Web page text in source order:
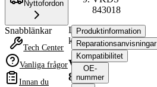
Nyttofordon
Snabblänkar
Tech Center
Vanliga frågor
Innan du
843018
Länk,
krängningshämmare
VKDS
843018
Produktinformation
Reparationsanvisningar
Kompatibilitet
OE-
nummer